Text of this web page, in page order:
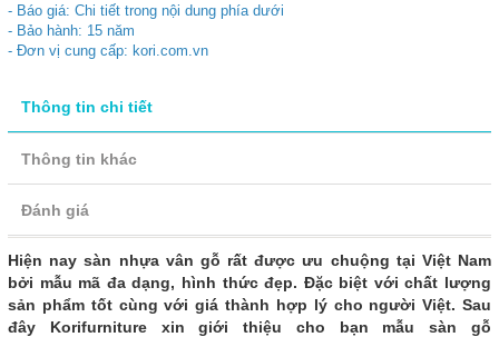
- Báo giá: Chi tiết trong nội dung phía dưới
- Bảo hành: 15 năm
- Đơn vị cung cấp: kori.com.vn
Thông tin chi tiết
Thông tin khác
Đánh giá
Hiện nay sàn nhựa vân gỗ rất được ưu chuộng tại Việt Nam
bởi mẫu mã đa dạng, hình thức đẹp. Đặc biệt với chất lượng
sản phẩm tốt cùng với giá thành hợp lý cho người Việt. Sau
đây Korifurniture xin giới thiệu cho bạn mẫu sàn gỗ